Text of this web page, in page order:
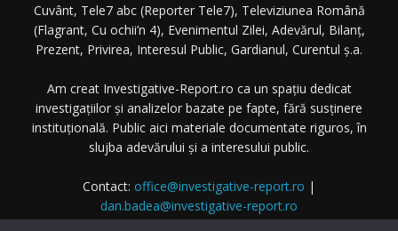
Cuvânt, Tele7 abc (Reporter Tele7), Televiziunea Română
(Flagrant, Cu ochii’n 4), Evenimentul Zilei, Adevărul, Bilanț,
Prezent, Privirea, Interesul Public, Gardianul, Curentul ș.a.
Am creat Investigative-Report.ro ca un spațiu dedicat
investigațiilor și analizelor bazate pe fapte, fără susținere
instituțională. Public aici materiale documentate riguros, în
slujba adevărului și a interesului public.
Contact: office@investigative-report.ro |
dan.badea@investigative-report.ro
© 2025 Investigative-Report.ro. Toate drepturile rezervate.